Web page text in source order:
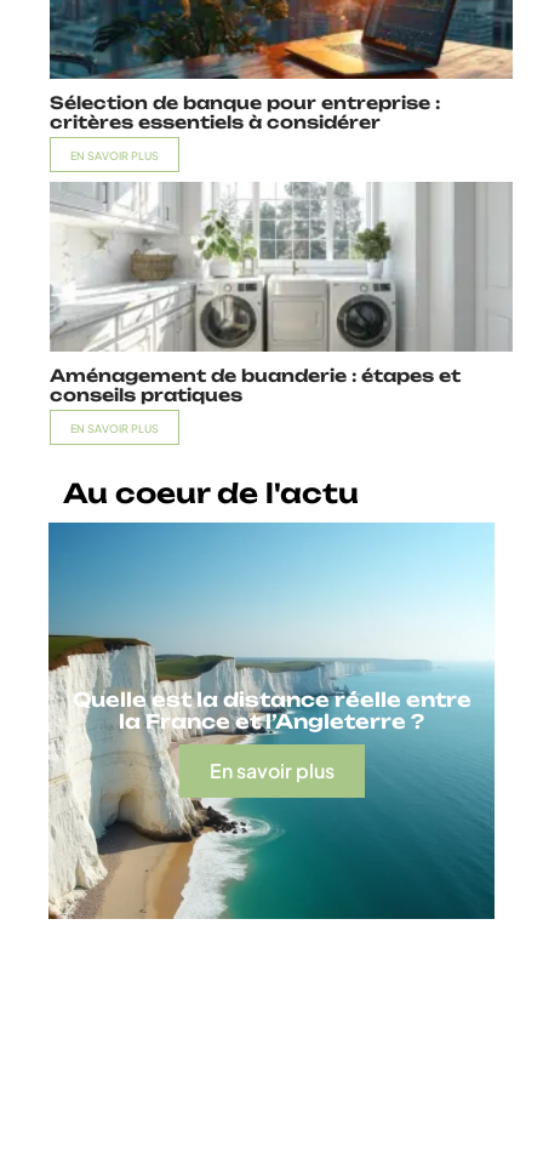
Sélection de banque pour entreprise :
critères essentiels à considérer
EN SAVOIR PLUS
Aménagement de buanderie : étapes et
conseils pratiques
EN SAVOIR PLUS
Au coeur de l'actu
Quelle est la distance réelle entre
la France et l’Angleterre ?
En savoir plus